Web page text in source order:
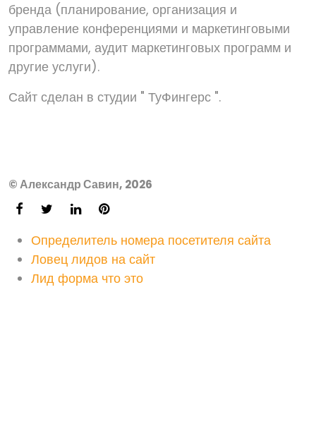
бренда (планирование, организация и
управление конференциями и маркетинговыми
программами, аудит маркетинговых программ и
другие услуги).
Сайт сделан в студии " ТуФингерс ".
© Александр Савин, 2026
Определитель номера посетителя сайта
Ловец лидов на сайт
Лид форма что это